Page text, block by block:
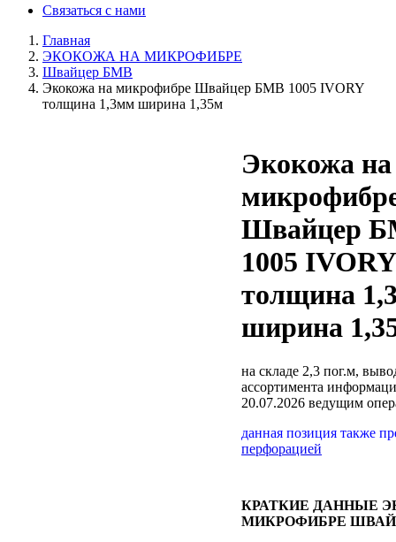
Связаться с нами
Главная
ЭКОКОЖА НА МИКРОФИБРЕ
Швайцер БМВ
Экокожа на микрофибре Швайцер БМВ 1005 IVORY
толщина 1,3мм ширина 1,35м
Экокожа на
Швайцер
1005 IVORY
толщина
ширина
на складе 2,3 пог.м,
ассортимента
20.07.2026 ведущим
данная позиция также
перфорацией
КРАТКИЕ ДАННЫЕ
МИКРОФИБРЕ